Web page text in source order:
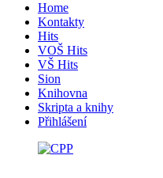
Home
Kontakty
Hits
VOŠ Hits
VŠ Hits
Sion
Knihovna
Skripta a knihy
Přihlášení